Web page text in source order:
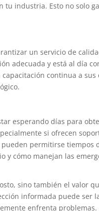
tu industria. Esto no solo
un servicio de
adecuada y está al día
continua a sus
esperando días para
si ofrecen
permitirse tiempos
y cómo manejan las
sino también el valor
informada puede ser
enfrenta problemas.